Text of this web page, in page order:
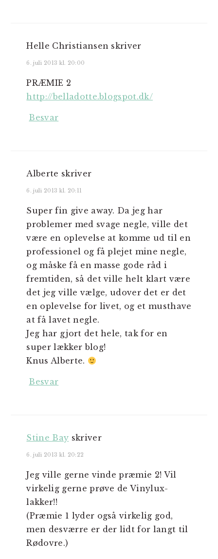
Helle Christiansen skriver
6. juli 2013 kl. 20:00
PRÆMIE 2
http://belladotte.blogspot.dk/
Besvar
Alberte skriver
6. juli 2013 kl. 20:11
Super fin give away. Da jeg har
problemer med svage negle, ville det
være en oplevelse at komme ud til en
professionel og få plejet mine negle,
og måske få en masse gode råd i
fremtiden, så det ville helt klart være
det jeg ville vælge, udover det er det
en oplevelse for livet, og et musthave
at få lavet negle.
Jeg har gjort det hele, tak for en
super lækker blog!
Knus Alberte.
Besvar
Stine Bay skriver
6. juli 2013 kl. 20:22
Jeg ville gerne vinde præmie 2! Vil
virkelig gerne prøve de Vinylux-
lakker!!
(Præmie 1 lyder også virkelig god,
men desværre er der lidt for langt til
Rødovre.)